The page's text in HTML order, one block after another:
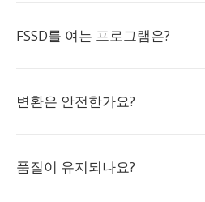
FSSD를 여는 프로그램은?
변환은 안전한가요?
품질이 유지되나요?